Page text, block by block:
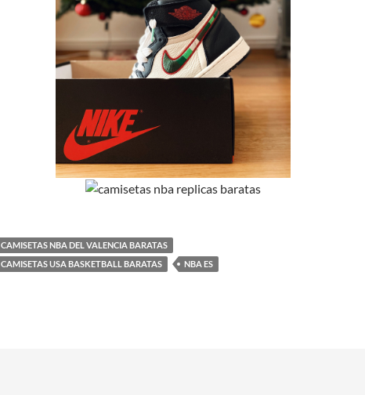
CAMISETAS NBA DEL VALENCIA BARATAS
CAMISETAS USA BASKETBALL BARATAS
NBA ES